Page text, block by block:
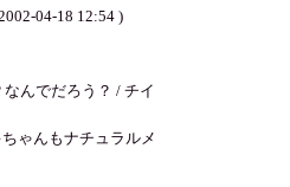
04-18 12:54 )
んでだろう？ / チイ
ゃんもナチュラルメ